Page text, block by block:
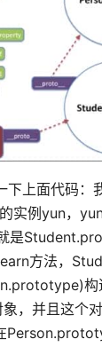
下上面代码：
实例yun，
是
方法，
构
，并且这个